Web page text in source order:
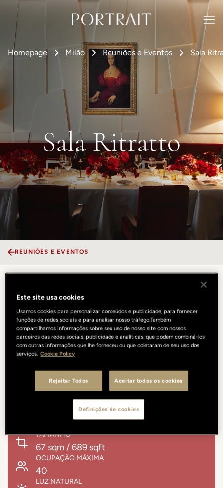
Homepage Milão Reuniões e Eventos Sala
Sala Ritratto
REUNIÕES E EVENTOS
Sala Ritratto
A sala privada do 10_11 é um pequeno teatro da convivialidade,
onde paredes brancas em alto-relevo se encontram com assentos
em veludo vermelho e um serviço atento e discreto. Pensada para
se adaptar a qualquer ocasião, acolhe eventos privados de todos
familiares, com cenografias, propostas gastronómicas e seleções
musicais personalizadas. Íntima e ao mesmo tempo cenográfica,
preserva uma elegância intemporal.
TAMANHO
67 sqm / 689 sqft
OCUPAÇÃO MÁXIMA
40
LUZ NATURAL
Este site usa cookies
Usamos cookies para personalizar conteúdos e publicidade, para fornecer
funções de redes sociais e para analisar nosso tráfego.Também
compartilhamos informações sobre seu uso de nosso site com nossos
parceiros das redes sociais, publicidade e analíticas, que podem combiná-los
com outras informações que lhe forneceu ou que coletaram de seu uso dos
serviços. Cookie Policy
Rejeitar Todos Aceitar todos os cookies
Definições de cookies